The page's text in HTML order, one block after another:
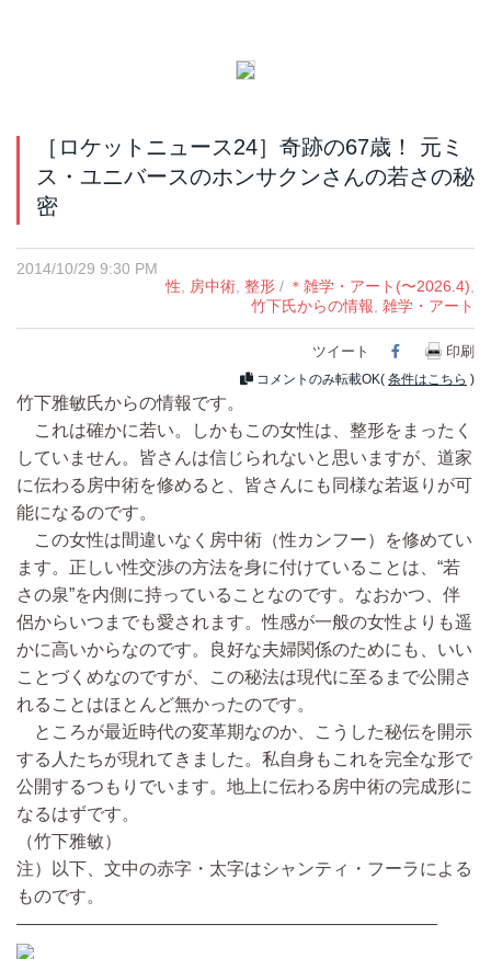
［ロケットニュース24］奇跡の67歳！ 元ミ
ス・ユニバースのホンサクンさんの若さの秘
密
2014/10/29 9:30 PM
性, 房中術, 整形 / ＊雑学・アート(〜2026.4),
竹下氏からの情報, 雑学・アート
ツイート Facebook
印刷
コメントのみ転載OK( 条件はこちら )
竹下雅敏氏からの情報です。
これは確かに若い。しかもこの女性は、整形をまったく
していません。皆さんは信じられないと思いますが、道家
に伝わる房中術を修めると、皆さんにも同様な若返りが可
能になるのです。
この女性は間違いなく房中術（性カンフー）を修めてい
ます。正しい性交渉の方法を身に付けていることは、“若
さの泉”を内側に持っていることなのです。なおかつ、伴
侶からいつまでも愛されます。性感が一般の女性よりも遥
かに高いからなのです。良好な夫婦関係のためにも、いい
ことづくめなのですが、この秘法は現代に至るまで公開さ
れることはほとんど無かったのです。
ところが最近時代の変革期なのか、こうした秘伝を開示
する人たちが現れてきました。私自身もこれを完全な形で
公開するつもりでいます。地上に伝わる房中術の完成形に
なるはずです。
（竹下雅敏）
注）以下、文中の赤字・太字はシャンティ・フーラによる
ものです。
————————————————————————